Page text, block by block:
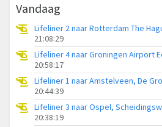
Vandaag
Lifeliner 2 naar Rotterdam The
21:08:29
Lifeliner 4 naar Groningen Airport
20:58:17
Lifeliner 1 naar Amstelveen, De
20:44:39
Lifeliner 3 naar Ospel,
20:38:19